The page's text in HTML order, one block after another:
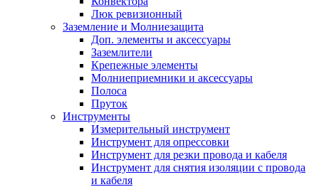
Люк ревизионный
Заземление и Молниезащита
Доп. элементы и аксессуары
Заземлители
Крепежные элементы
Молниеприемники и аксессуары
Полоса
Пруток
Инструменты
Измерительный инструмент
Инструмент для опрессовки
Инструмент для резки провода и кабеля
Инструмент для снятия изоляции с провода
и кабеля